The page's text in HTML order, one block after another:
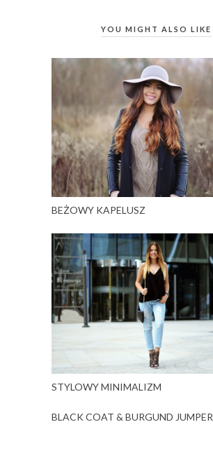
YOU MIGHT ALSO LIKE
BEŻOWY KAPELUSZ
STYLOWY MINIMALIZM
BLACK COAT & BURGUND JUMPER